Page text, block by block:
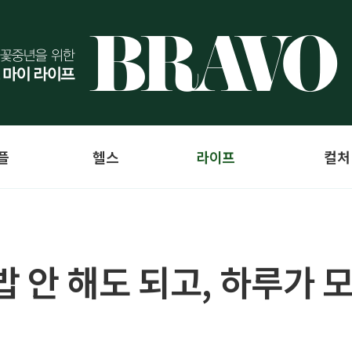
헬스 라이프 컬처
안 해도 되고, 하루가